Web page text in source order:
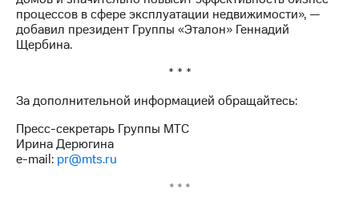
Реквизиты
Контакты
развитие
этика
процессов в сфере эксплуатации недвижимости», —
добавил президент Группы «Эталон» Геннадий
Щербина.
* * *
За дополнительной информацией обращайтесь:
Пресс-секретарь Группы МТС
Ирина Дерюгина
e-mail: pr@mts.ru
* * *